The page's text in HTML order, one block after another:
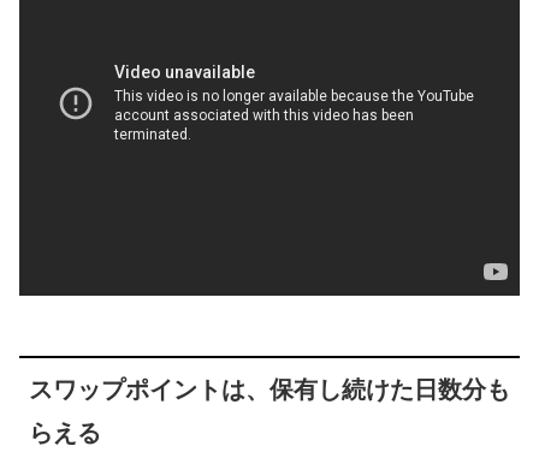
スワップポイントは、保有し続けた日数分も
らえる